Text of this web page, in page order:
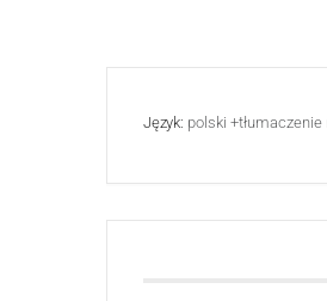
Język: polski